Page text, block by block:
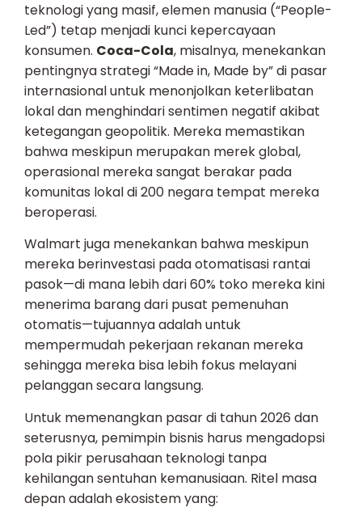
teknologi yang masif, elemen manusia (“People-
Led”) tetap menjadi kunci kepercayaan
konsumen. Coca-Cola, misalnya, menekankan
pentingnya strategi “Made in, Made by” di pasar
internasional untuk menonjolkan keterlibatan
lokal dan menghindari sentimen negatif akibat
ketegangan geopolitik. Mereka memastikan
bahwa meskipun merupakan merek global,
operasional mereka sangat berakar pada
komunitas lokal di 200 negara tempat mereka
beroperasi.
Walmart juga menekankan bahwa meskipun
mereka berinvestasi pada otomatisasi rantai
pasok—di mana lebih dari 60% toko mereka kini
menerima barang dari pusat pemenuhan
otomatis—tujuannya adalah untuk
mempermudah pekerjaan rekanan mereka
sehingga mereka bisa lebih fokus melayani
pelanggan secara langsung.
Untuk memenangkan pasar di tahun 2026 dan
seterusnya, pemimpin bisnis harus mengadopsi
pola pikir perusahaan teknologi tanpa
kehilangan sentuhan kemanusiaan. Ritel masa
depan adalah ekosistem yang: